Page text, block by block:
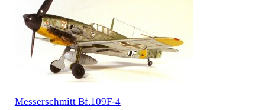
Messerschmitt Bf.109F-4